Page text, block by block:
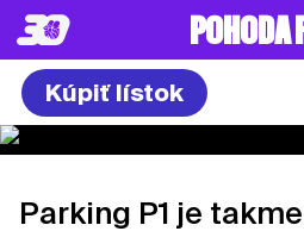
POHODA
Kúpiť lístok
Parking P1 je